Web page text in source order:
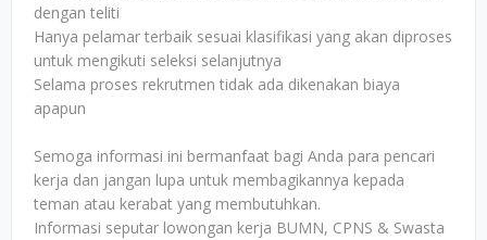
dengan teliti
Hanya pelamar terbaik sesuai klasifikasi yang akan diproses
untuk mengikuti seleksi selanjutnya
Selama proses rekrutmen tidak ada dikenakan biaya
apapun
Semoga informasi ini bermanfaat bagi Anda para pencari
kerja dan jangan lupa untuk membagikannya kepada
teman atau kerabat yang membutuhkan.
Informasi seputar lowongan kerja BUMN, CPNS & Swasta